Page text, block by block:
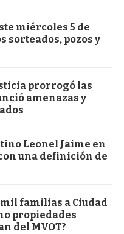
miércoles 5 de
sorteados, pozos y
prorrogó las
amenazas y
Leonel Jaime en
una definición de
familias a Ciudad
propiedades
del MVOT?